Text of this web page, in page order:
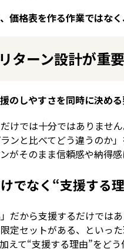
価格表を作る作業ではな
ターン設計が重
のしやすさを同時に決める
けでは十分ではありませ
ンと比べてどう違うのか
そのまま信頼感や納得感
でなく“支援する
だから支援するだけでは
定セットがある、といっ
て“支援する理由”をどう